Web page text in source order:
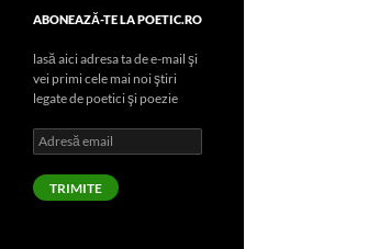
ABONEAZĂ-TE LA POETIC.RO
lasă aici adresa ta de e-mail şi
vei primi cele mai noi ştiri
legate de poetici şi poezie
Adresă
email
TRIMITE